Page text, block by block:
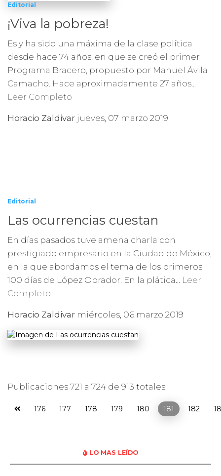
Editorial
¡Viva la pobreza!
Es y ha sido una máxima de la clase política
desde hace 74 años, en que se creó el primer
Programa Bracero, propuesto por Manuel Ávila
Camacho. Hace aproximadamente 27 años...
Leer Completo
Horacio Zaldivar jueves, 07 marzo 2019
Editorial
Las ocurrencias cuestan
En días pasados tuve amena charla con
prestigiado empresario en la Ciudad de México,
en la que abordamos el tema de los primeros
100 días de López Obrador. En la plática... Leer
Completo
Horacio Zaldivar miércoles, 06 marzo 2019
Publicaciones 721 a 724 de 913 totales
176 177 178 179 180 181 182
LO MAS LEÍDO